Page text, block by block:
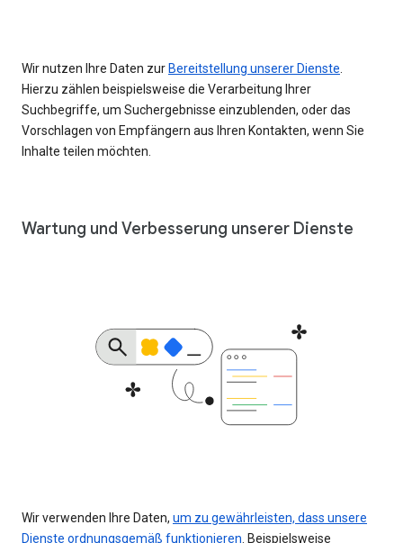
Wir nutzen Ihre Daten zur Bereitstellung unserer Dienste
Hierzu zählen beispielsweise die Verarbeitung Ihrer
Suchbegriffe, um Suchergebnisse einzublenden, oder das
Vorschlagen von Empfängern aus Ihren Kontakten, wenn Sie
Inhalte teilen möchten.
Wartung und Verbesserung unserer Dienste
Wir verwenden Ihre Daten, um zu gewährleisten, dass unsere
Dienste ordnungsgemäß funktionieren . Beispielsweise